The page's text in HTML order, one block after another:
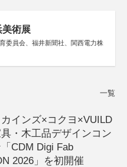
美術展
委員会、福井新聞社、関西電力株
一覧
カインズ×コクヨ×VUILD
・木工品デザインコン
CDM Digi Fab
2026」を初開催